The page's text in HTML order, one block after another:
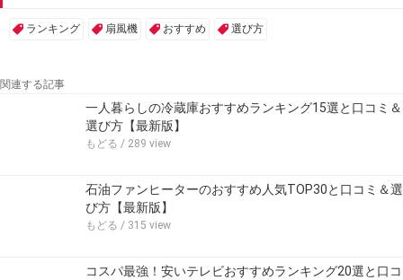
ランキング 扇風機 おすすめ 選び方
関連する記事
一人暮らしの冷蔵庫おすすめランキング15選と口コミ＆
選び方【最新版】
もどる / 289 view
石油ファンヒーターのおすすめ人気TOP30と口コミ＆選
び方【最新版】
もどる / 315 view
コスパ最強！安いテレビおすすめランキング20選と口コ